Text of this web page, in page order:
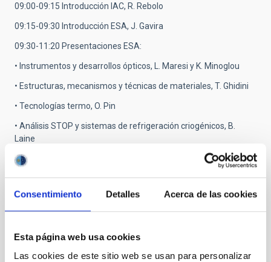
Consentimiento Detalles Acerca de las cookies
Esta página web usa cookies
Las cookies de este sitio web se usan para personalizar
09:00-09:15 Introducción IAC, R. Rebolo
09:15-09:30 Introducción ESA, J. Gavira
09:30-11:20 Presentaciones ESA:
• Instrumentos y desarrollos ópticos, L. Maresi y K. Minoglou
• Estructuras, mecanismos y técnicas de materiales, T. Ghidini
• Tecnologías termo, O. Pin
• Análisis STOP y sistemas de refrigeración criogénicos, B.
Laine
• Integración y verificación técnicas, G. Piret
11:30-11:45 Pausa café
11:45–13:30 Presentaciones IAC
Alfonso L. Aguerri
• CSOA: la nueva instalación del Departamento de Óptica del